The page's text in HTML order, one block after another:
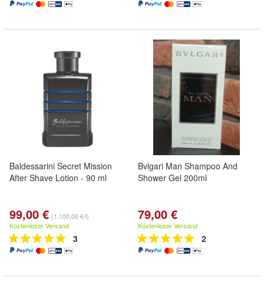
Baldessarini Secret Mission
After Shave Lotion - 90 ml
99,00 € (1.100,00 €/l)
Kostenloser Versand
3
Bvlgari Man Shampoo And
Shower Gel 200ml
79,00 €
Kostenloser Versand
2